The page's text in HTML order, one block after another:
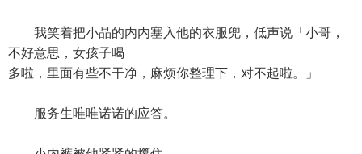
我笑着把小晶的内内塞入他的衣服兜，低声说「小哥，
不好意思，女孩子喝
多啦，里面有些不干净，麻烦你整理下，对不起啦。」
服务生唯唯诺诺的应答。